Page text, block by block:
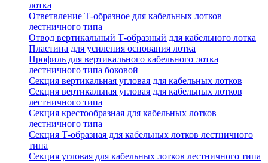
лотка
Ответвление Т-образное для кабельных лотков
лестничного типа
Отвод вертикальный Т-образный для кабельного лотка
Пластина для усиления основания лотка
Профиль для вертикального кабельного лотка
лестничного типа боковой
Секция вертикальная угловая для кабельных лотков
Секция вертикальная угловая для кабельных лотков
лестничного типа
Секция крестообразная для кабельных лотков
лестничного типа
Секция Т-образная для кабельных лотков лестничного
типа
Секция угловая для кабельных лотков лестничного типа